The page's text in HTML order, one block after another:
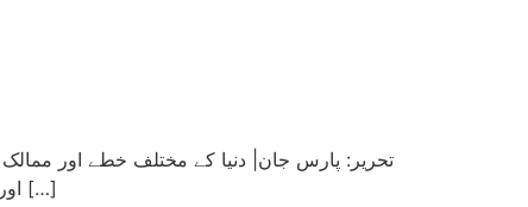
اور الجزائر سے لے کر لبنان تک، جہاں جہاں عوامی لاوا پھٹا ہے، ان ممالک کے حکمران طبقات اور سرمایہ دارانہ ریاستیں تو […]